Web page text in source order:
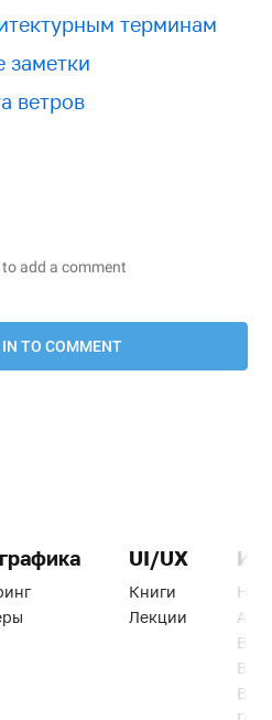
терминам
заметки
ветров
UI/UX
Книги
Лекции
Веб